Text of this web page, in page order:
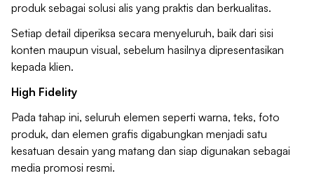
produk sebagai solusi alis yang praktis dan berkualitas.
Setiap detail diperiksa secara menyeluruh, baik dari sisi
konten maupun visual, sebelum hasilnya dipresentasikan
kepada klien.
High Fidelity
Pada tahap ini, seluruh elemen seperti warna, teks, foto
produk, dan elemen grafis digabungkan menjadi satu
kesatuan desain yang matang dan siap digunakan sebagai
media promosi resmi.